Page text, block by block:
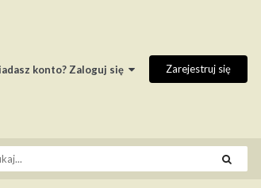
konto? Zaloguj się Zarejestruj się